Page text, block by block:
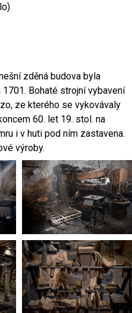
zděná budova byla
Bohaté strojní vybavení
ze kterého se vykovávaly
60. let 19. stol. na
i v huti pod ním zastavena.
výroby.